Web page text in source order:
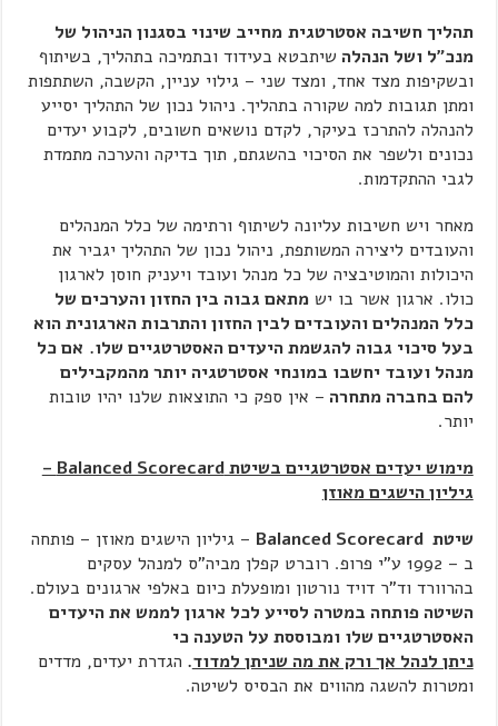
תהליך חשיבה אסטרטגית מחייב שינוי בסגנון הניהול של
מנכ"ל ושל הנהלה שיתבטא בעידוד ובתמיכה בתהליך, בשיתוף
ובשקיפות מצד אחד, ומצד שני – גילוי עניין, הקשבה, השתתפות
ומתן תגובות למה שקורה בתהליך. ניהול נכון של התהליך יסייע
להנהלה להתרכז בעיקר, לקדם נושאים חשובים, לקבוע יעדים
נכונים ולשפר את הסיכוי בהשגתם, תוך בדיקה והערכה מתמדת
לגבי ההתקדמות.
מאחר ויש חשיבות עליונה לשיתוף ורתימה של כלל המנהלים
והעובדים ליצירה המשותפת, ניהול נכון של התהליך יגביר את
היכולות והמוטיבציה של כל מנהל ועובד ויעניק חוסן לארגון
כולו. ארגון אשר בו ישמתאם גבוה בין החזון והערכים של
כלל המנהלים והעובדים לבין החזון והתרבות הארגונית הוא
בעל סיכוי גבוה להגשמת היעדים האסטרטגיים שלו. אם כל
מנהל ועובד יחשבו במונחי אסטרטגיה יותר מהמקבילים
להם בחברה מתחרה – אין ספק כי התוצאות שלנו יהיו טובות
יותר.
מימוש יעדים אסטרטגיים בשיטתBalanced Scorecard
–
גיליון הישגים מאוזן
שיטתBalanced Scorecard – גיליון הישגים מאוזן – פותחה
ב – 1992 ע"י פרופ. רוברט קפלן מביה"ס למנהל עסקים
בהרוורד וד"ר דויד נורטון ומופעלת כיום באלפי ארגונים בעולם.
השיטה פותחה במטרה לסייע לכל ארגון לממש את היעדים
האסטרטגיים שלו ומבוססת על הטענה כי
ניתן לנהל אך ורק את מה שניתן למדוד. הגדרת יעדים, מדדים
ומטרות להשגה מהווים את הבסיס לשיטה.